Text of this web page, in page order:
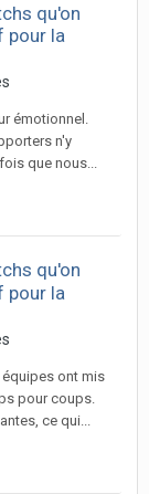
qu'on
pour la
émotionnel.
n'y
que nous...
qu'on
pour la
ont mis
pour coups.
ce qui...